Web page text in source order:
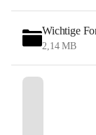
Wichtige
2,14 MB